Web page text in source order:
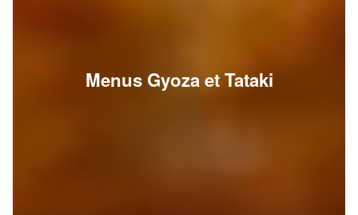
Menus Gyoza et Tataki